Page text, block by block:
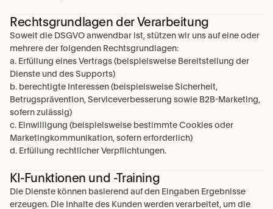
Rechtsgrundlagen der Verarbeitung
Soweit die DSGVO anwendbar ist, stützen wir uns auf eine oder
mehrere der folgenden Rechtsgrundlagen:
a. Erfüllung eines Vertrags (beispielsweise Bereitstellung der
Dienste und des Supports)
b. berechtigte Interessen (beispielsweise Sicherheit,
Betrugsprävention, Serviceverbesserung sowie B2B-Marketing,
sofern zulässig)
c. Einwilligung (beispielsweise bestimmte Cookies oder
Marketingkommunikation, sofern erforderlich)
d. Erfüllung rechtlicher Verpflichtungen.
KI-Funktionen und -Training
Die Dienste können basierend auf den Eingaben Ergebnisse
erzeugen. Die Inhalte des Kunden werden verarbeitet, um die